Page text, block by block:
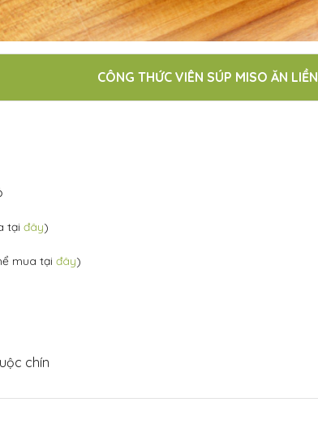
CÔNG THỨC VIÊN SÚP MISO ĂN LIỀN
tại đây)
mua tại đây)
chín